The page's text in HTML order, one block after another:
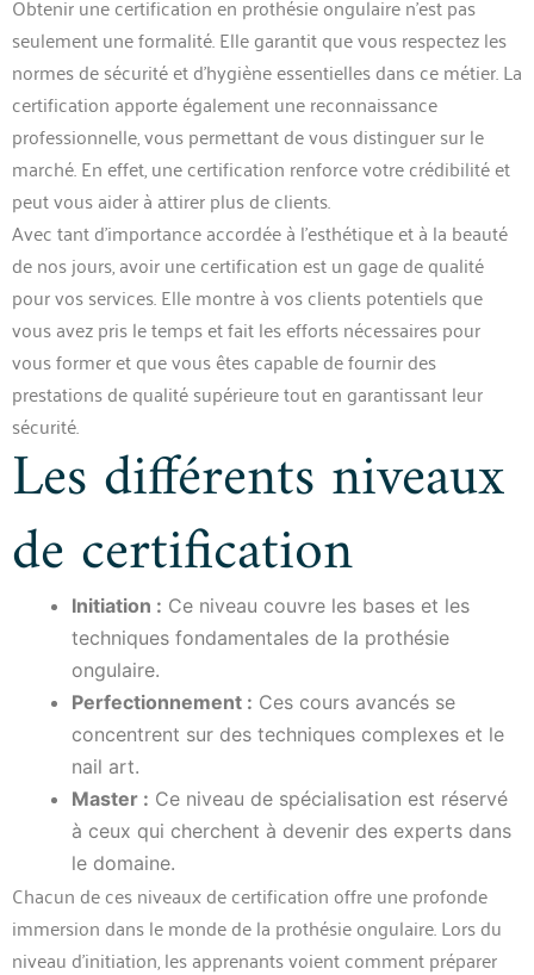
Obtenir une certification en prothésie ongulaire n’est pas
seulement une formalité. Elle garantit que vous respectez les
normes de sécurité et d’hygiène essentielles dans ce métier. La
certification apporte également une reconnaissance
professionnelle, vous permettant de vous distinguer sur le
marché. En effet, une certification renforce votre crédibilité et
peut vous aider à attirer plus de clients.
Avec tant d’importance accordée à l’esthétique et à la beauté
de nos jours, avoir une certification est un gage de qualité
pour vos services. Elle montre à vos clients potentiels que
vous avez pris le temps et fait les efforts nécessaires pour
vous former et que vous êtes capable de fournir des
prestations de qualité supérieure tout en garantissant leur
sécurité.
Les différents niveaux
de certification
Initiation : Ce niveau couvre les bases et les
techniques fondamentales de la prothésie
ongulaire.
Perfectionnement : Ces cours avancés se
concentrent sur des techniques complexes et le
nail art.
Master : Ce niveau de spécialisation est réservé
à ceux qui cherchent à devenir des experts dans
le domaine.
Chacun de ces niveaux de certification offre une profonde
immersion dans le monde de la prothésie ongulaire. Lors du
niveau d’initiation, les apprenants voient comment préparer